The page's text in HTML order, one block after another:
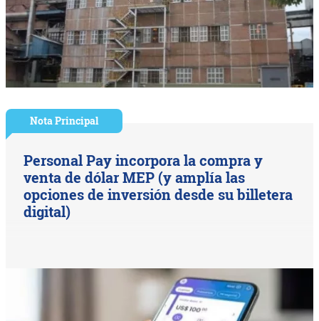
Nota Principal
Personal Pay incorpora la compra y
venta de dólar MEP (y amplía las
opciones de inversión desde su billetera
digital)